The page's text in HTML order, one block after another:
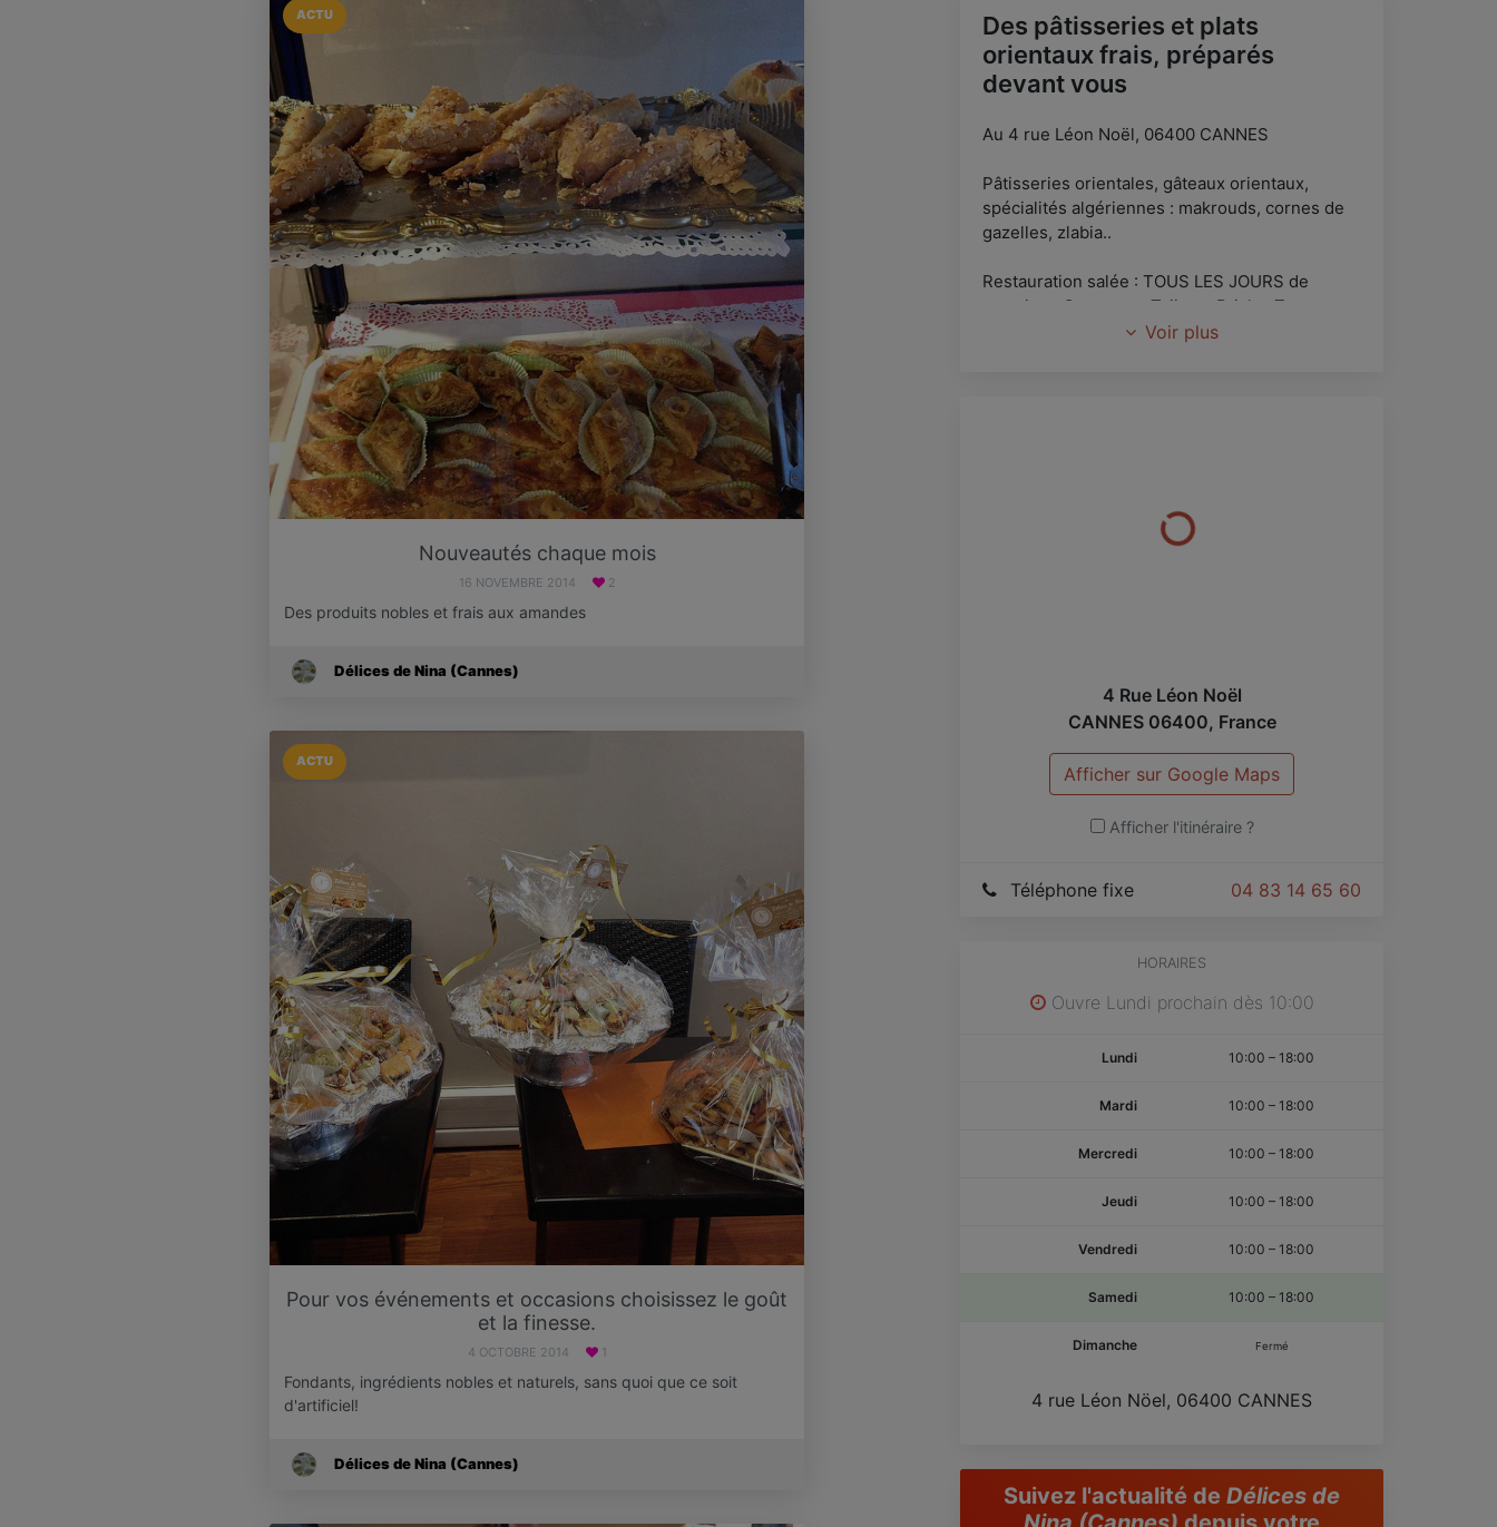
ACTU
Nouveautés chaque mois
16 NOVEMBRE 2014 2
Des produits nobles et frais aux amandes
Délices de Nina (Cannes)
ACTU
Pour vos événements et occasions choisissez le goût
et la finesse.
4 OCTOBRE 2014 1
Fondants, ingrédients nobles et naturels, sans quoi que ce soit
d'artificiel!
Délices de Nina (Cannes)
Des pâtisseries et plats
orientaux frais, préparés
devant vous
Au 4 rue Léon Noël, 06400 CANNES
Pâtisseries orientales, gâteaux orientaux,
spécialités algériennes : makrouds, cornes de
gazelles, zlabia..
Restauration salée : TOUS LES JOURS de
semaine : Couscous, Tajines, Bricks, Tourtes..
(sur place ou à emporter)Voir plus
4 Rue Léon Noël
CANNES 06400, France
Afficher sur Google Maps
Afficher l'itinéraire ?
04 83 14 65 60
Téléphone fixe
HORAIRES
Ouvre Lundi prochain dès 10:00
Lundi 10:00 – 18:00
Mardi 10:00 – 18:00
Mercredi 10:00 – 18:00
Jeudi 10:00 – 18:00
Vendredi 10:00 – 18:00
Samedi 10:00 – 18:00
Dimanche Fermé
4 rue Léon Nöel, 06400 CANNES
Suivez l'actualité de Délices de